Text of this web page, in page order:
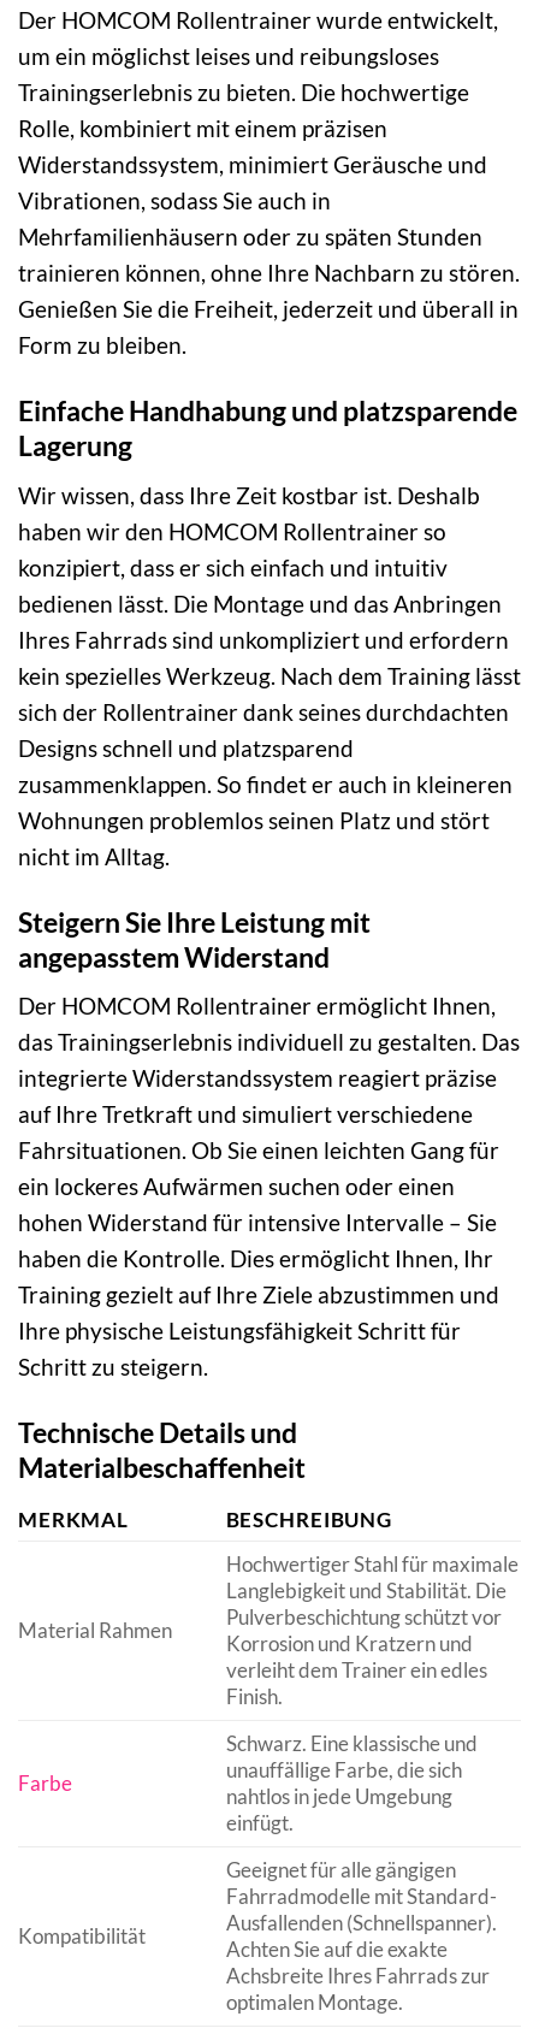
Der HOMCOM Rollentrainer wurde entwickelt,
um ein möglichst leises und reibungsloses
Trainingserlebnis zu bieten. Die hochwertige
Rolle, kombiniert mit einem präzisen
Widerstandssystem, minimiert Geräusche und
Vibrationen, sodass Sie auch in
Mehrfamilienhäusern oder zu späten Stunden
trainieren können, ohne Ihre Nachbarn zu stören.
Genießen Sie die Freiheit, jederzeit und überall in
Form zu bleiben.
Einfache Handhabung und platzsparende
Lagerung
Wir wissen, dass Ihre Zeit kostbar ist. Deshalb
haben wir den HOMCOM Rollentrainer so
konzipiert, dass er sich einfach und intuitiv
bedienen lässt. Die Montage und das Anbringen
Ihres Fahrrads sind unkompliziert und erfordern
kein spezielles Werkzeug. Nach dem Training lässt
sich der Rollentrainer dank seines durchdachten
Designs schnell und platzsparend
zusammenklappen. So findet er auch in kleineren
Wohnungen problemlos seinen Platz und stört
nicht im Alltag.
Steigern Sie Ihre Leistung mit
angepasstem Widerstand
Der HOMCOM Rollentrainer ermöglicht Ihnen,
das Trainingserlebnis individuell zu gestalten. Das
integrierte Widerstandssystem reagiert präzise
auf Ihre Tretkraft und simuliert verschiedene
Fahrsituationen. Ob Sie einen leichten Gang für
ein lockeres Aufwärmen suchen oder einen
hohen Widerstand für intensive Intervalle – Sie
haben die Kontrolle. Dies ermöglicht Ihnen, Ihr
Training gezielt auf Ihre Ziele abzustimmen und
Ihre physische Leistungsfähigkeit Schritt für
Schritt zu steigern.
Technische Details und
Materialbeschaffenheit
MERKMAL BESCHREIBUNG
Material Rahmen
Hochwertiger Stahl für maximale
Langlebigkeit und Stabilität. Die
Pulverbeschichtung schützt vor
Korrosion und Kratzern und
verleiht dem Trainer ein edles
Finish.
Farbe
Schwarz. Eine klassische und
unauffällige Farbe, die sich
nahtlos in jede Umgebung
einfügt.
Kompatibilität
Geeignet für alle gängigen
Fahrradmodelle mit Standard-
Ausfallenden (Schnellspanner).
Achten Sie auf die exakte
Achsbreite Ihres Fahrrads zur
optimalen Montage.